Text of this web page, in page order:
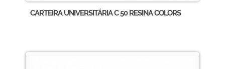
CARTEIRA UNIVERSITÁRIA C 50 RESINA COLORS